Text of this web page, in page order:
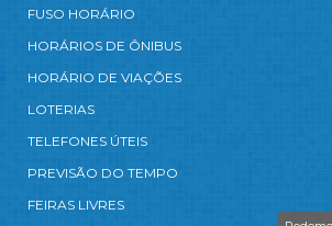
FUSO HORÁRIO
HORÁRIOS DE ÔNIBUS
HORÁRIO DE VIAÇÕES
LOTERIAS
TELEFONES ÚTEIS
PREVISÃO DO TEMPO
FEIRAS LIVRES